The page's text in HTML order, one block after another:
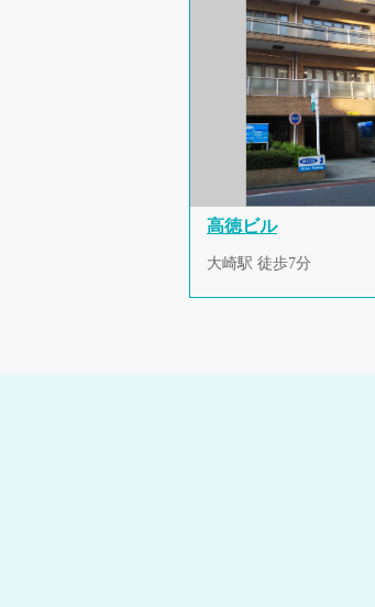
高徳ビル
大崎駅 徒歩7分